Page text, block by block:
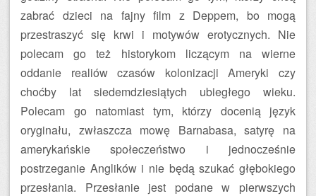
zabrać dzieci na fajny film z Deppem, bo mogą
przestraszyć się krwi i motywów erotycznych. Nie
polecam go też historykom liczącym na wierne
oddanie realiów czasów kolonizacji Ameryki czy
choćby lat siedemdziesiątych ubiegłego wieku.
Polecam go natomiast tym, którzy docenią język
oryginału, zwłaszcza mowę Barnabasa, satyrę na
amerykańskie społeczeństwo i jednocześnie
postrzeganie Anglików i nie będą szukać głębokiego
przesłania. Przesłanie jest podane w pierwszych